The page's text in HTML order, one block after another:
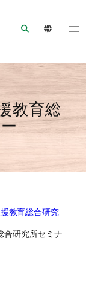
教育総
教育総合研究
合研究所セミナ